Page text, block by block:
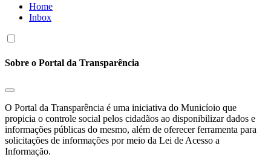
Home
Inbox
Sobre o Portal da Transparência
O Portal da Transparência é uma iniciativa do Municíoio que
propicia o controle social pelos cidadãos ao disponibilizar dados e
informações públicas do mesmo, além de oferecer ferramenta para
solicitações de informações por meio da Lei de Acesso a
Informação.